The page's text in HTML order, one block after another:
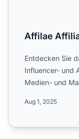
Affilae
Entdecken Sie
Influencer- und
Medien- und
Aug 1, 2025